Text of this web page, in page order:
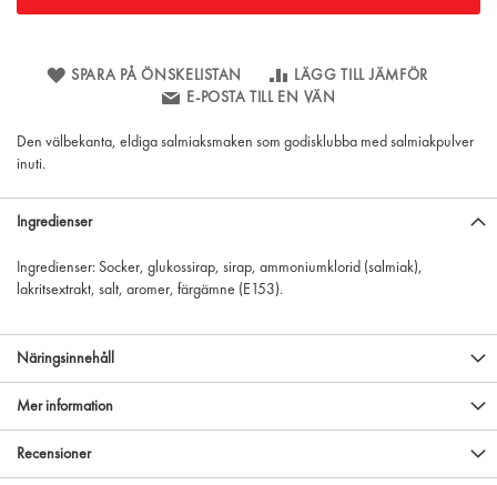
SPARA PÅ ÖNSKELISTAN
LÄGG TILL JÄMFÖR
E-POSTA TILL EN VÄN
Den välbekanta, eldiga salmiaksmaken som godisklubba med salmiakpulver
inuti.
Ingredienser
Ingredienser: Socker, glukossirap, sirap, ammoniumklorid (salmiak),
lakritsextrakt, salt, aromer, färgämne (E153).
Näringsinnehåll
Mer information
Recensioner